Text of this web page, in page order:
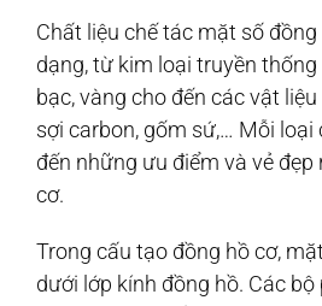
Chất liệu chế tác mặt số
dạng, từ kim loại truyền
bạc, vàng cho đến các vật
sợi carbon, gốm sứ,… Mỗi loại
đến những ưu điểm và vẻ đẹp
cơ.
Trong cấu tạo đồng hồ cơ,
dưới lớp kính đồng hồ. Các